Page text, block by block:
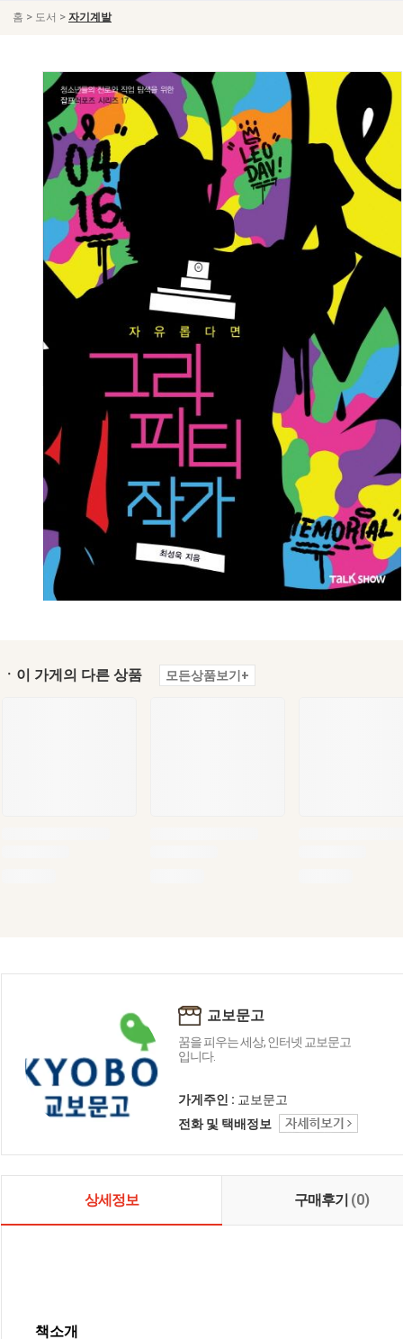
홈 > 도서 > 자기계발
ㆍ이 가게의 다른 상품 모든상품보기+
교보문고
꿈을 피우는 세상, 인터넷 교보문고
입니다.
가게주인 : 교보문고
전화 및 택배정보
상세정보 구매후기 (0)
책소개